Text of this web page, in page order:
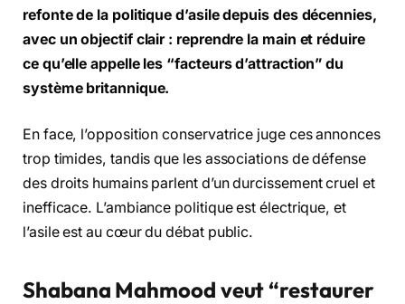
refonte de la politique d’asile depuis des décennies,
avec un objectif clair : reprendre la main et réduire
ce qu’elle appelle les “facteurs d’attraction” du
système britannique.
En face, l’opposition conservatrice juge ces annonces
trop timides, tandis que les associations de défense
des droits humains parlent d’un durcissement cruel et
inefficace. L’ambiance politique est électrique, et
l’asile est au cœur du débat public.
Shabana Mahmood veut “restaurer